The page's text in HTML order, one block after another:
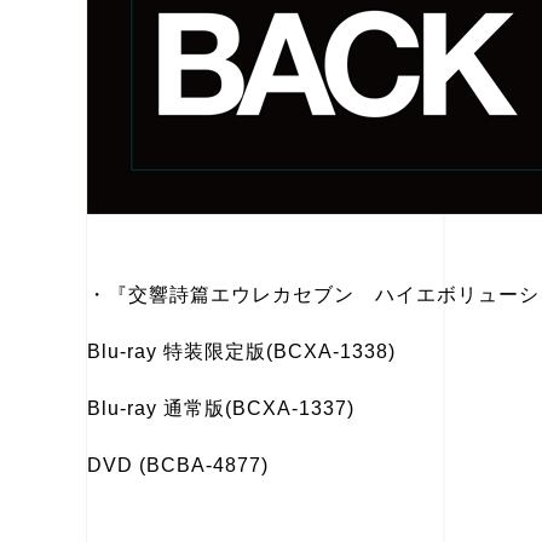
・『交響詩篇エウレカセブン ハイエボリュー
Blu-ray 特装限定版(BCXA-1338)
Blu-ray 通常版(BCXA-1337)
DVD (BCBA-4877)